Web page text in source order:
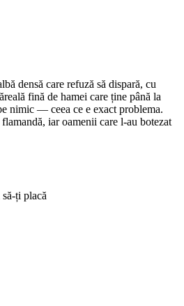
densă care refuză să dispară, cu
fină de hamei care ține până la
nimic — ceea ce e exact problema.
iar oamenii care l-au botezat
ți placă